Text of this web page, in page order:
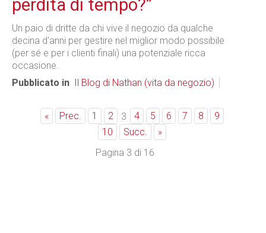
perdita di tempo?”
Un paio di dritte da chi vive il negozio da qualche
decina d'anni per gestire nel miglior modo possibile
(per sé e per i clienti finali) una potenziale ricca
occasione.
Pubblicato in
Il Blog di Nathan (vita da negozio)
« Prec. 1 2 3 4 5 6 7 8
9
10
Succ.
»
Pagina 3 di 16